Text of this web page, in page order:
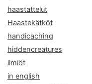
haastattelut
Haastekätköt
handicaching
hiddencreatures
ilmiöt
in english